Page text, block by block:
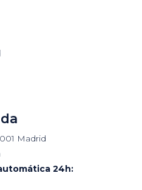
Madrid
24h: